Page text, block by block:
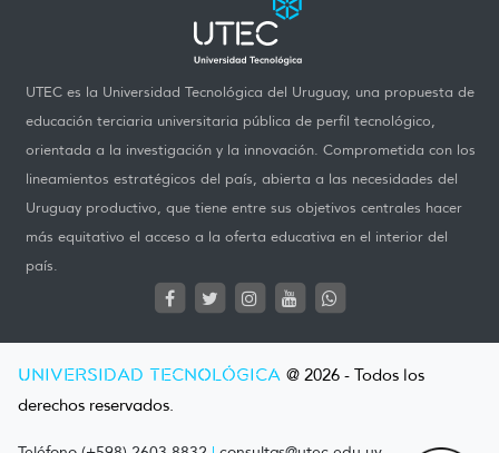
UTEC es la Universidad Tecnológica del Uruguay, una propuesta de
educación terciaria universitaria pública de perfil tecnológico,
orientada a la investigación y la innovación. Comprometida con los
lineamientos estratégicos del país, abierta a las necesidades del
Uruguay productivo, que tiene entre sus objetivos centrales hacer
más equitativo el acceso a la oferta educativa en el interior del
país.
UNIVERSIDAD TECNOLÓGICA @ 2026 - Todos los
derechos reservados.